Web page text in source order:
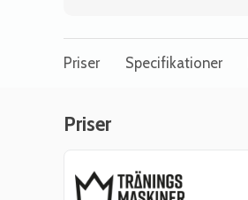
Priser Specifikationer
Priser